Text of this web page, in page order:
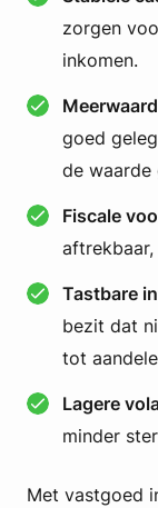
zorgen
inkomen.
goed
de waarde
Fiscale
Tastbare
bezit dat
tot
Lagere
minder
Met vastgoed